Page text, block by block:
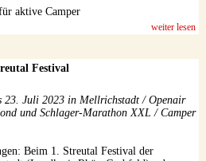
aktive Camper
weiter lesen
Festival
23. Juli 2023 in Mellrichstadt / Openair
und Schlager-Marathon XXL / Camper
Beim 1. Streutal Festival der